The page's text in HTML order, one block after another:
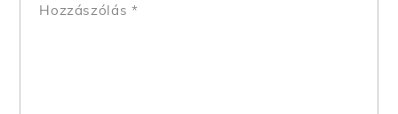
Hozzászólás *